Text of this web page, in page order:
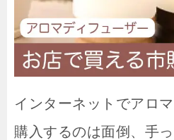
インターネットでアロ
購入するのは面倒、手